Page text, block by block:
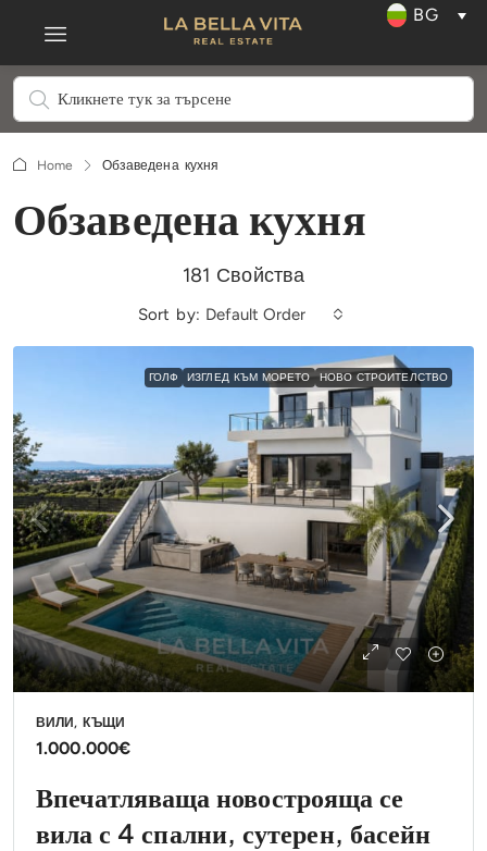
BG
Home Обзаведена кухня
Обзаведена кухня
181 Свойства
Sort by: Default Order
ГОЛФ ИЗГЛЕД КЪМ МОРЕТО НОВО СТРОИТЕЛСТВО
ВИЛИ, КЪЩИ
1.000.000€
Впечатляваща новострояща се
вила с 4 спални, сутерен, басейн